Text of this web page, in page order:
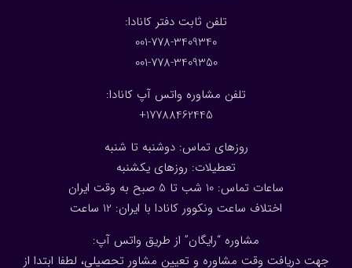
:تلفن ثابت دفتر کانادا
001-778-3409340
001-778-3409350
تلفن مشاوره واتس آپ کانادا:
17788462445+
روزهای تماس: دوشنبه تا شنبه
تعطیلات: روزهای یکشنبه
ساعات تماس: 10 شب تا 5 صبح به وقت ایران
اختلاف ساعت ونکوور کانادا با ایران: 1 2 ساعت
مشاوره “رایگان” از طریق واتس آپ:
جهت دریافت وقت مشاوره و تعیین مشاور تحصیلی، لطفا ابتدا از